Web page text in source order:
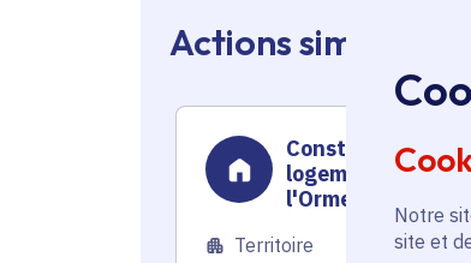
Notre
site et
Actions similaires
Construction de
logements dans
l'Orme
Territoire